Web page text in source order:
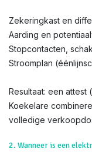
Zekeringkast en
Aarding en
Stopcontacten,
Stroomplan
Resultaat: een
Koekelare
volledige
2. Wanneer is een